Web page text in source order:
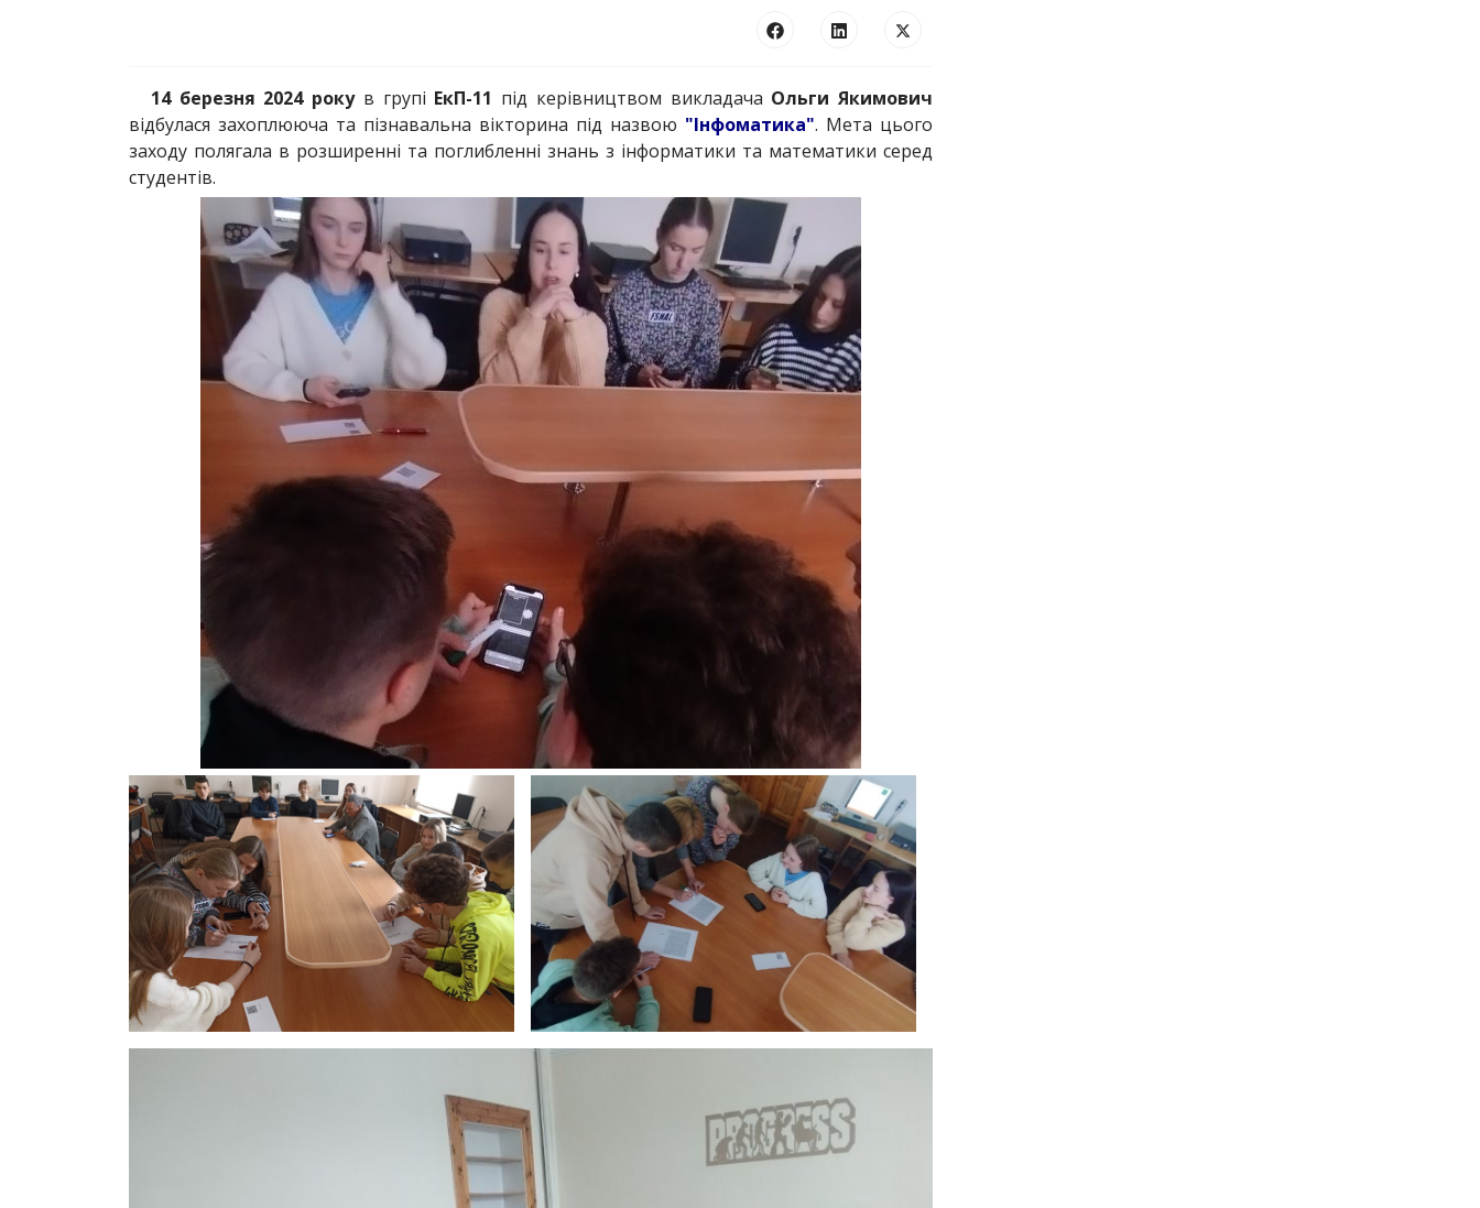
14 березня 2024 рокув групі ЕкП-11 під керівництвом викладача Ольги Якимович
відбулася захоплююча та пізнавальна вікторина під назвою "Інфоматика". Мета цього
заходу полягала в розширенні та поглибленні знань з інформатики та математики серед
студентів.